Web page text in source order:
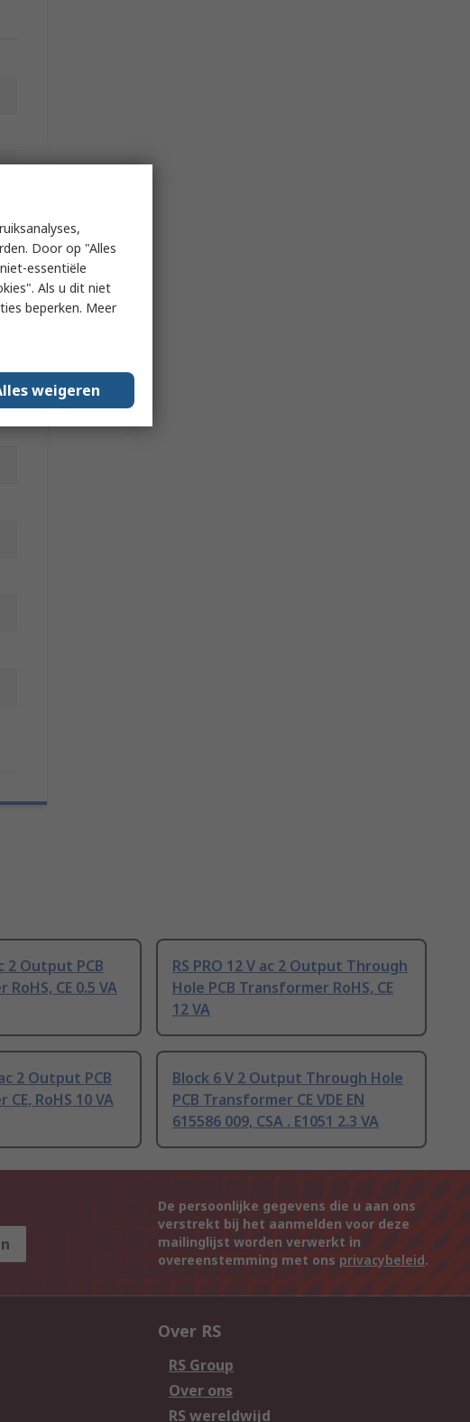
2 Output PCB
CE 0.5 VA
RS PRO 12 V ac 2 Output Through
Hole PCB Transformer RoHS, CE
12 VA
2 Output PCB
RoHS 10 VA
Block 6 V 2 Output Through Hole
PCB Transformer CE VDE EN
615586 009, CSA . E1051 2.3 VA
De persoonlijke gegevens die u aan ons
verstrekt bij het aanmelden voor deze
mailinglijst worden verwerkt in
overeenstemming met ons privacybeleid.
Over RS
RS Group
Over ons
RS wereldwijd
Door op "Alles
essentiële
Als u dit niet
beperken. Meer
weigeren